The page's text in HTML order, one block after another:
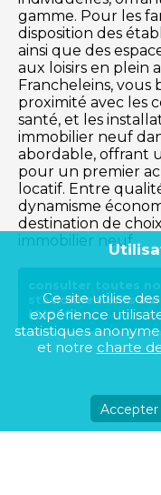
gamme. Pour les
disposition des
ainsi que des
aux loisirs en plein
Francheleins,
proximité avec les
santé, et les
immobilier neuf
abordable, offrant
pour un premier
locatif. Entre
dynamisme
destination de
immobilier neuf.
consulter toutes
stationnements sur
(01090)
Ce site utilise
expérience
statistiques
et notre charte
Accepter